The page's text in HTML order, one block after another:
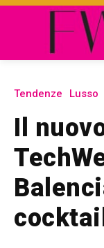
Tendenze Lusso
Il